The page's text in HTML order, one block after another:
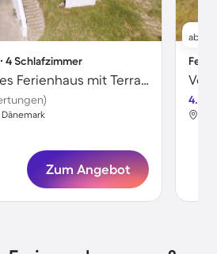
4 Schlafzimmer
Voll ausgestattetes Ferienhaus mit Terrasse, Grill und Whirlpool | Neben dem Strand
Zum Angebot
ab
4.6